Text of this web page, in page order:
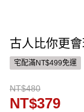
古人比你更會
宅配滿NT$499免運
NT$480
NT$379